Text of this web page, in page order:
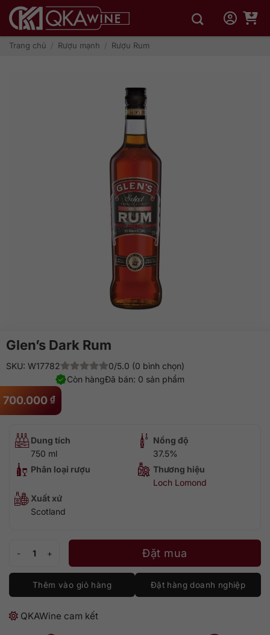
qua
dungTrang chủ / Rượu mạnh / Rượu Rum
Glen’s Dark Rum
700.000 ₫
SKU: W17782
0/5.0 (0 bình chọn)
Đã bán: 0 sản phẩm
Còn hàng
Dung tích
750 ml
Nồng độ
37.5%
Phân loại rượu
Thương hiệu
Loch Lomond
Xuất xứ
Scotland
Đặt mua
Thêm vào giỏ hàng Đặt hàng doanh nghiệp
QKAWine cam kết